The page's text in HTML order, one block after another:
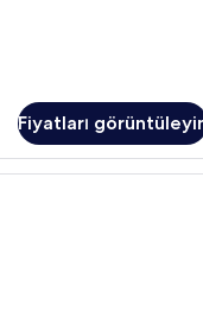
Fiyatları